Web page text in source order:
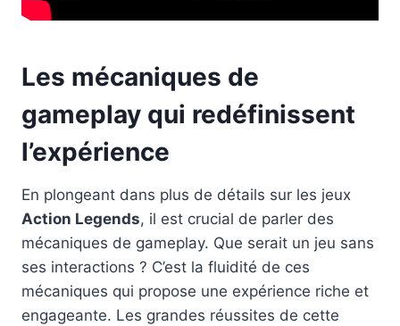
Les mécaniques de
gameplay qui redéfinissent
l’expérience
En plongeant dans plus de détails sur les jeux
Action Legends, il est crucial de parler des
mécaniques de gameplay. Que serait un jeu sans
ses interactions ? C’est la fluidité de ces
mécaniques qui propose une expérience riche et
engageante. Les grandes réussites de cette